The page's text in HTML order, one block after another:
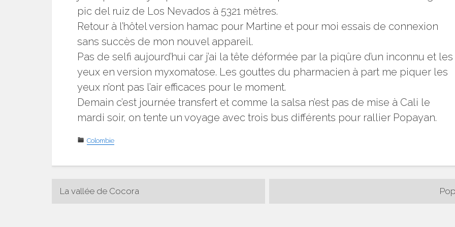
pic del ruiz de Los Nevados à 5321 mètres.
Retour à l’hôtel version hamac pour Martine et pour moi essais de connexion
sans succès de mon nouvel appareil.
Pas de selfi aujourd’hui car j’ai la tête déformée par la piqûre d’un inconnu et les
yeux en version myxomatose. Les gouttes du pharmacien à part me piquer les
yeux n’ont pas l’air efficaces pour le moment.
Demain c’est journée transfert et comme la salsa n’est pas de mise à Cali le
mardi soir, on tente un voyage avec trois bus différents pour rallier Popayan.
Colombie
Navigation
La vallée de Cocora